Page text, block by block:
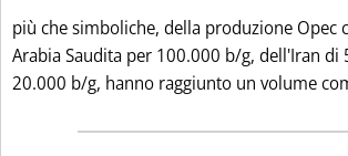
più che simboliche, della produzione Opec
Arabia Saudita per 100.000 b/g, dell'Iran di
20.000 b/g, hanno raggiunto un volume